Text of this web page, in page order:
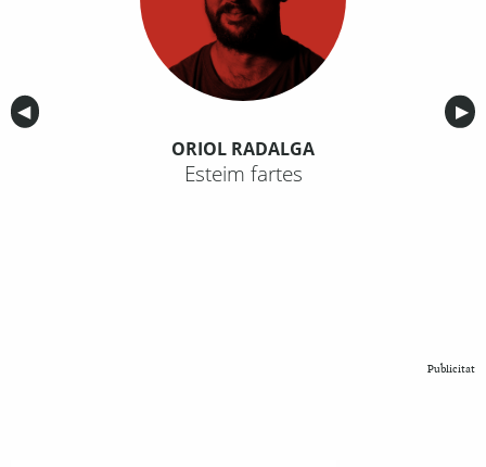
Anterior
◀︎ ▶︎
ORIOL RADALGA
Esteim fartes
Publicitat